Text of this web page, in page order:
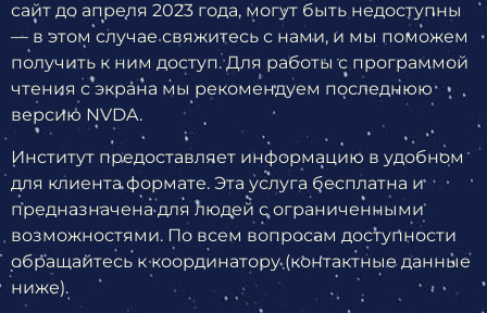
сайт до апреля 2023 года, могут быть недоступны
— в этом случае свяжитесь с нами, и мы поможем
получить к ним доступ. Для работы с программой
чтения с экрана мы рекомендуем последнюю
версию NVDA.
Институт предоставляет информацию в удобном
для клиента формате. Эта услуга бесплатна и
предназначена для людей с ограниченными
возможностями. По всем вопросам доступности
обращайтесь к координатору (контактные данные
ниже).